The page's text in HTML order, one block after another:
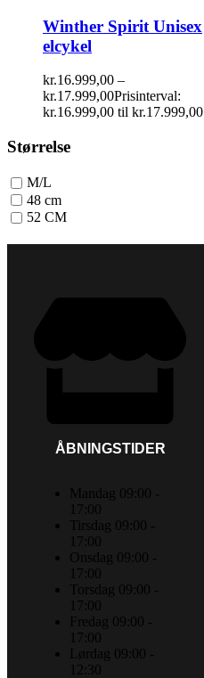
Winther Spirit Unisex
elcykel
kr.16.999,00 –
kr.17.999,00Prisinterval:
kr.16.999,00 til kr.17.999,00
Størrelse
M/L
48 cm
52 CM
ÅBNINGSTIDER
Mandag 09:00 -
17:00
Tirsdag 09:00 -
17:00
Onsdag 09:00 -
17:00
Torsdag 09:00 -
17:00
Fredag 09:00 -
17:00
Lørdag 09:00 -
12:30